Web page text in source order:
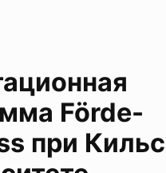
Förde-
при